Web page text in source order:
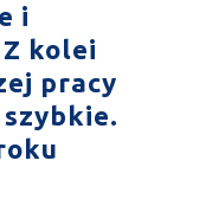
i
kolei
pracy
szybkie.